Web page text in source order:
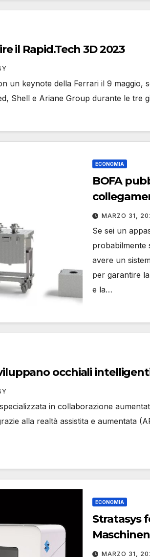
il Rapid.Tech 3D 2023
un keynote della Ferrari il 9 maggio,
Shell e Ariane Group durante le tre
ECONOMIA
BOFA
estrazione
MARZO 31,
Se sei un
probabilmente
avere un
per garantire
e la…
occhiali
in collaborazione
alla realtà assistita e aumentata
ECONOMIA
Stratasys
tedesco di
MARZO 31,